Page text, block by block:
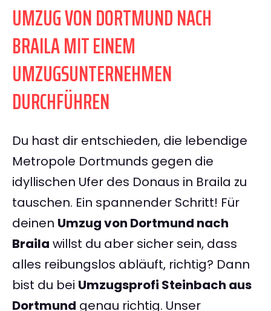
UMZUG VON DORTMUND NACH
BRAILA MIT EINEM
UMZUGSUNTERNEHMEN
DURCHFÜHREN
Du hast dir entschieden, die lebendige
Metropole Dortmunds gegen die
idyllischen Ufer des Donaus in Braila zu
tauschen. Ein spannender Schritt! Für
deinen Umzug von Dortmund nach
Braila willst du aber sicher sein, dass
alles reibungslos abläuft, richtig? Dann
bist du bei Umzugsprofi Steinbach aus
Dortmund genau richtig. Unser